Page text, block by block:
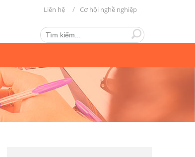
Liên hệ Cơ hội nghề nghiệp